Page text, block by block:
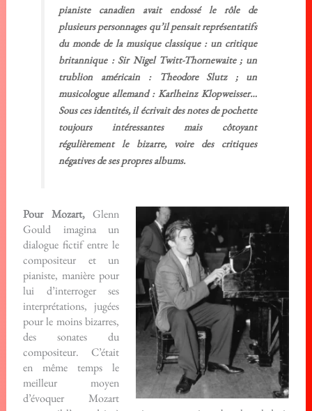
pianiste canadien avait endossé le rôle de
plusieurs personnages qu’il pensait représentatifs
du monde de la musique classique : un critique
britannique : Sir Nigel Twitt-Thornewaite ; un
trublion américain : Theodore Slutz ; un
musicologue allemand : Karlheinz Klopweisser…
Sous ces identités, il écrivait des notes de pochette
toujours intéressantes mais côtoyant
régulièrement le bizarre, voire des critiques
négatives de ses propres albums.
Pour Mozart,Glenn
Gould imagina un
dialogue fictif entre le
compositeur et un
pianiste, manière pour
lui d’interroger ses
interprétations, jugées
pour le moins bizarres,
des sonates du
compositeur. C’était
en même temps le
meilleur moyen
d’évoquer Mozart